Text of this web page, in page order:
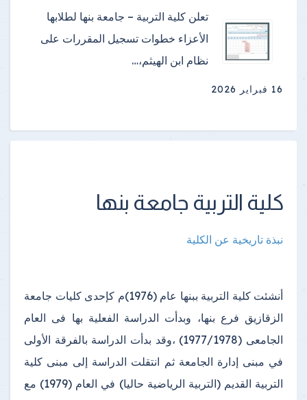
تعلن كلية التربية – جامعة بنها لطلابها
الأعزاء خطوات تسجيل المقررات على
نظام ابن الهيثم،…
16 فبراير 2026
كلية التربية جامعة بنها
نبذة تاريخية عن الكلية
أنشئت كلية التربية ببنها عام (1976)م كإحدى كليات جامعة
الزقازيق فرع بنها، وبدأت الدراسة الفعلية بها فى العام
الجامعى (1977/1978) ،وقد بدأت الدراسة بالفرقة الأولى
في مبنى إدارة الجامعة ثم انتقلت الدراسة إلى مبنى كلية
التربية القديم (التربية الرياضية حاليا) في العام (1979) مع